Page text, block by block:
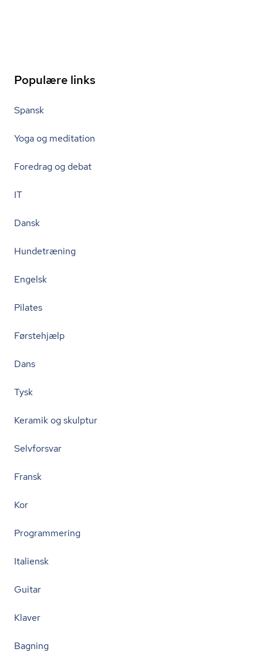
Populære links
Spansk
Yoga og meditation
Foredrag og debat
IT
Dansk
Hundetræning
Engelsk
Pilates
Førstehjælp
Dans
Tysk
Keramik og skulptur
Selvforsvar
Fransk
Kor
Programmering
Italiensk
Guitar
Klaver
Bagning